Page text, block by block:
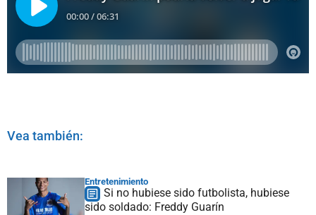
Vea también:
Entretenimiento
Si no hubiese sido futbolista, hubiese
sido soldado: Freddy Guarín